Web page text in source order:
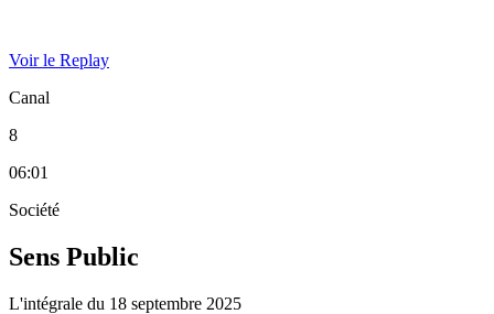
Voir le Replay
Canal
8
06:01
Société
Sens Public
L'intégrale du 18 septembre 2025